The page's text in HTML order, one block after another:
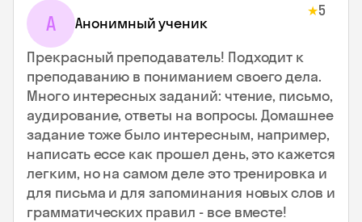
А Анонимный ученик
★5
Прекрасный преподаватель! Подходит к
преподаванию в пониманием своего дела.
Много интересных заданий: чтение, письмо,
аудирование, ответы на вопросы. Домашнее
задание тоже было интересным, например,
написать ессе как прошел день, это кажется
легким, но на самом деле это тренировка и
для письма и для запоминания новых слов и
грамматических правил - все вместе!